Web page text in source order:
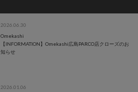
2026.06.30
Omekashi
【INFORMATION】Omekashi広島PARCO店クローズのお
知らせ
2026.01.06